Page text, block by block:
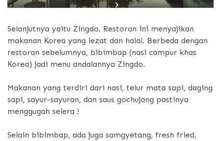
Selanjutnya yaitu Zingdo. Restoran ini menyajikan
makanan Korea yang lezat dan halal. Berbeda dengan
restoran sebelumnya, bibimbap (nasi campur khas
Korea) jadi menu andalannya Zingdo.
Makanan yang terdiri dari nasi, telur mata sapi, daging
sapi, sayur-sayuran, dan saus gochujang pastinya
menggugah selera !
Selain bibimbap, ada juga samgyetang, fresh fried,